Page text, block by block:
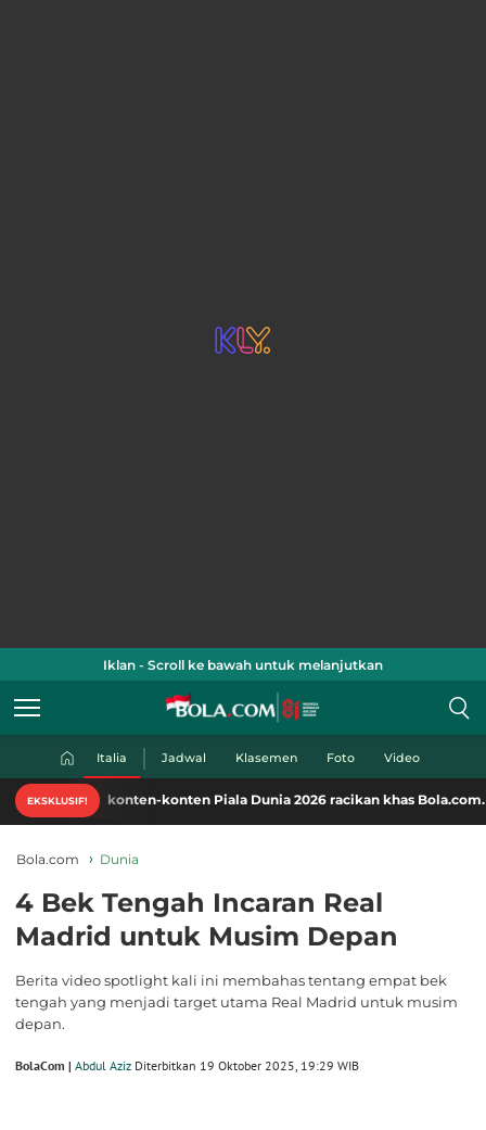
Iklan - Scroll ke bawah untuk melanjutkan
Italia Jadwal Klasemen Foto Video
EKSKLUSIF!
Nikmati konten-konten Piala Dunia 2026 racikan khas Bola.com. Klik
Bola.com Dunia
4 Bek Tengah Incaran Real
Madrid untuk Musim Depan
Berita video spotlight kali ini membahas tentang empat bek
tengah yang menjadi target utama Real Madrid untuk musim
depan.
BolaCom | Abdul Aziz Diterbitkan 19 Oktober 2025, 19:29 WIB